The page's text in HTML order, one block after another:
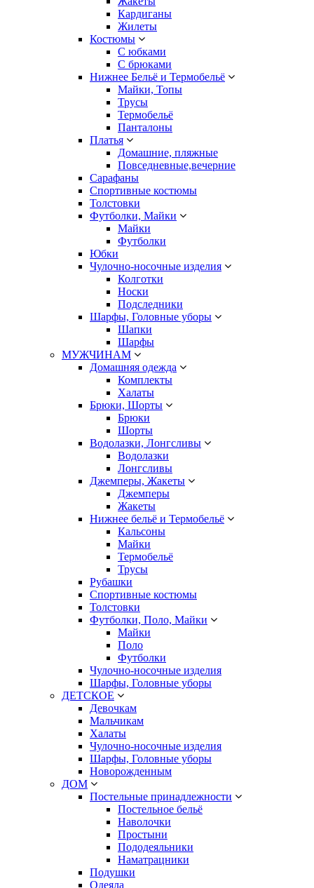
Кардиганы
Жилеты
Костюмы
С юбками
С брюками
Нижнее Бельё и Термобельё
Майки, Топы
Трусы
Термобельё
Панталоны
Платья
Домашние, пляжные
Повседневные,вечерние
Сарафаны
Спортивные костюмы
Толстовки
Футболки, Майки
Майки
Футболки
Юбки
Чулочно-носочные изделия
Колготки
Носки
Подследники
Шарфы, Головные уборы
Шапки
Шарфы
МУЖЧИНАМ
Домашняя одежда
Комплекты
Халаты
Брюки, Шорты
Брюки
Шорты
Водолазки, Лонгсливы
Водолазки
Лонгсливы
Джемперы, Жакеты
Джемперы
Жакеты
Нижнее бельё и Термобельё
Кальсоны
Майки
Термобельё
Трусы
Рубашки
Спортивные костюмы
Толстовки
Футболки, Поло, Майки
Майки
Поло
Футболки
Чулочно-носочные изделия
Шарфы, Головные уборы
ДЕТСКОЕ
Девочкам
Мальчикам
Халаты
Чулочно-носочные изделия
Шарфы, Головные уборы
Новорожденным
ДОМ
Постельные принадлежности
Постельное бельё
Наволочки
Простыни
Пододеяльники
Наматрацники
Подушки
Одеяла